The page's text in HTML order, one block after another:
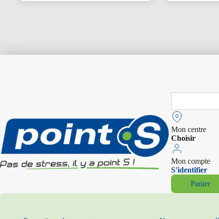
Search
Mon centre
Choisir
Mon compte
S'identifier
Panier